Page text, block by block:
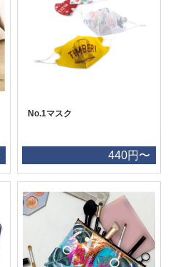
No.1マスク
440円〜